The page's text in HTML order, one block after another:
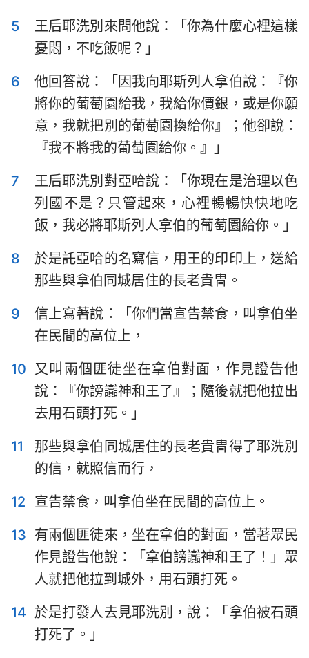
彌迦書 那鴻書
哈巴谷書
哈該書 撒迦利亞書
瑪拉基書
5
王后耶洗別來問他說：「你為什麼心裡這樣
憂悶，不吃飯呢？」
6
他回答說：「因我向耶斯列人拿伯說：『你
將你的葡萄園給我，我給你價銀，或是你願
意，我就把別的葡萄園換給你』；他卻說：
『我不將我的葡萄園給你。』」
7
王后耶洗別對亞哈說：「你現在是治理以色
列國不是？只管起來，心裡暢暢快快地吃
飯，我必將耶斯列人拿伯的葡萄園給你。」
8
於是託亞哈的名寫信，用王的印印上，送給
那些與拿伯同城居住的長老貴冑。
9
信上寫著說：「你們當宣告禁食，叫拿伯坐
在民間的高位上，
10 又叫兩個匪徒坐在拿伯對面，作見證告他
說：『你謗讟神和王了』；隨後就把他拉出
去用石頭打死。」
11
那些與拿伯同城居住的長老貴冑得了耶洗別
的信，就照信而行，
12
宣告禁食，叫拿伯坐在民間的高位上。
13 有兩個匪徒來，坐在拿伯的對面，當著眾民
作見證告他說：「拿伯謗讟神和王了！」眾
人就把他拉到城外，用石頭打死。
14 於是打發人去見耶洗別，說：「拿伯被石頭
打死了。」